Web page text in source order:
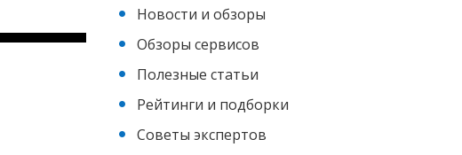
Новости и обзоры
Обзоры сервисов
Полезные статьи
Рейтинги и подборки
Советы экспертов